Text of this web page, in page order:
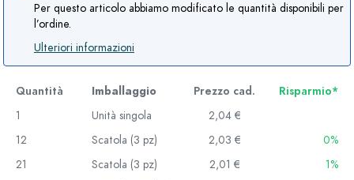
Per questo articolo abbiamo modificato le quantità disponibili per
l’ordine.
Ulteriori informazioni
Quantità Imballaggio Prezzo cad.
Risparmio*
1
Unità singola
2,04 €
12
Scatola (3 pz) 2,03 €
0%
21
Scatola (3 pz) 2,01 €
1%